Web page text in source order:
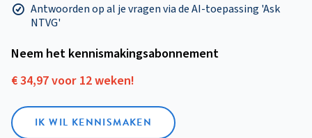
Antwoorden op al je vragen via de AI-toepassing 'Ask
NTVG'
Neem het kennismakings­abonnement
€ 34,97 voor 12 weken!
IK WIL KENNISMAKEN